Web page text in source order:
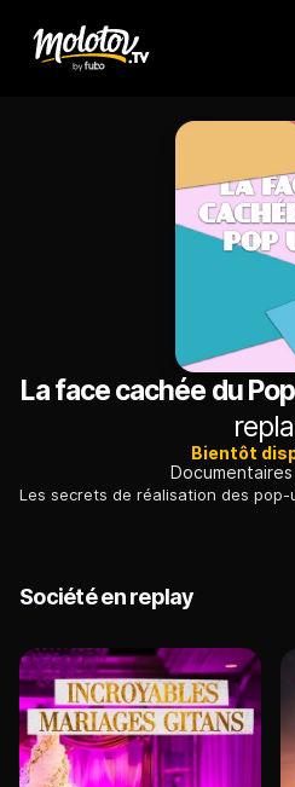
La face cachée du
Bientôt
Documentaires
Les secrets de réalisation des pop-
Société en replay